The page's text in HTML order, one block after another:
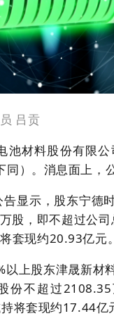
吕贡
池材料股份有限
）。消息面上，
显示，股东宁德
股，即不超过公
套现约20.93亿元。
以上股东津晟新材
份不超过
将套现约17.44亿